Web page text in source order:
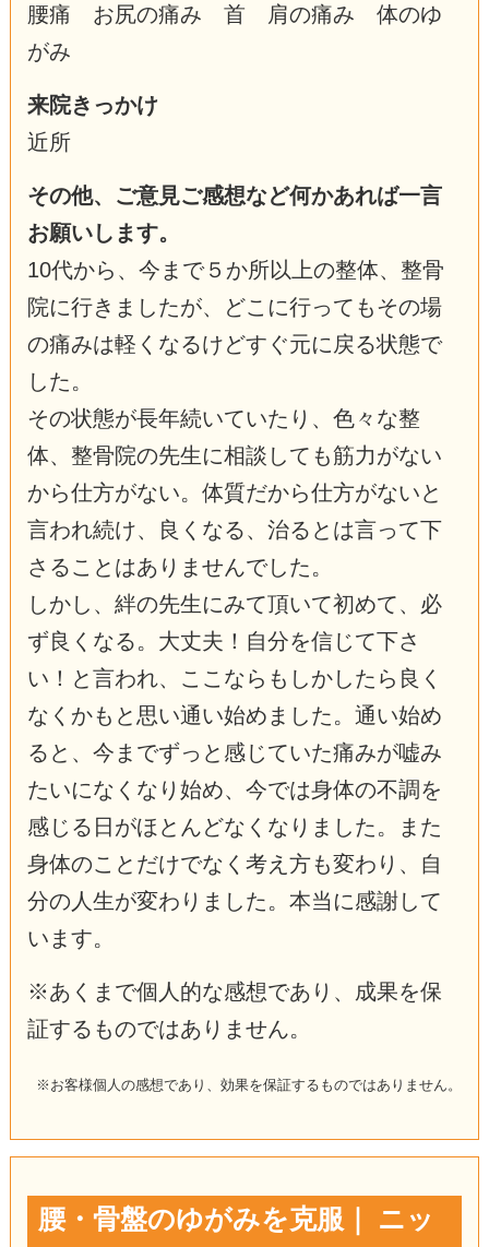
腰痛 お尻の痛み 首 肩の痛み 体のゆ
がみ
来院きっかけ
近所
その他、ご意見ご感想など何かあれば一言
お願いします。
10代から、今まで５か所以上の整体、整骨
院に行きましたが、どこに行ってもその場
の痛みは軽くなるけどすぐ元に戻る状態で
した。
その状態が長年続いていたり、色々な整
体、整骨院の先生に相談しても筋力がない
から仕方がない。体質だから仕方がないと
言われ続け、良くなる、治るとは言って下
さることはありませんでした。
しかし、絆の先生にみて頂いて初めて、必
ず良くなる。大丈夫！自分を信じて下さ
い！と言われ、ここならもしかしたら良く
なくかもと思い通い始めました。通い始め
ると、今までずっと感じていた痛みが嘘み
たいになくなり始め、今では身体の不調を
感じる日がほとんどなくなりました。また
身体のことだけでなく考え方も変わり、自
分の人生が変わりました。本当に感謝して
います。
※あくまで個人的な感想であり、成果を保
証するものではありません。
※お客様個人の感想であり、効果を保証するものではありません。
腰・骨盤のゆがみを克服｜ ニッ